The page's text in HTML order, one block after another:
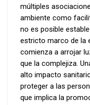
múltiples
ambiente como
no es posible
estricto marco de la
comienza a arrojar
que la complejiza.
alto impacto
proteger a las
que implica la